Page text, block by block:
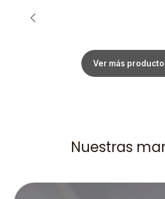
Ver más
Nuestras